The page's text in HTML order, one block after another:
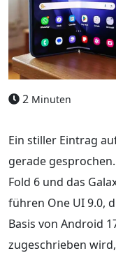
2 Minuten
Ein stiller Eintrag
gerade
Fold 6 und das
führen One UI 9.0,
Basis von Android
zugeschrieben